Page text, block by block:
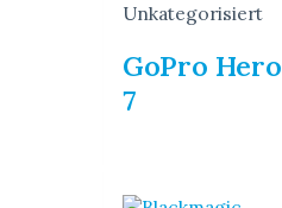
Unkategorisiert
GoPro Hero
7